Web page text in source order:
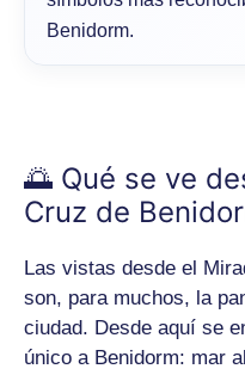
Benidorm.
🌅 Qué se ve
Cruz de
Las vistas desde el
son, para muchos, la
ciudad. Desde aquí se
único a Benidorm: mar